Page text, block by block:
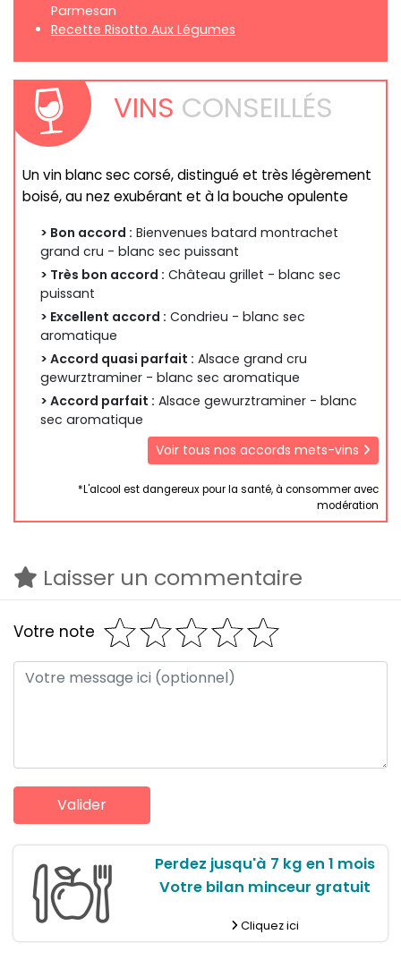
Parmesan
Recette Risotto Aux Légumes
VINS CONSEILLÉS
Un vin blanc sec corsé, distingué et très légèrement
boisé, au nez exubérant et à la bouche opulente
> Bon accord : Bienvenues batard montrachet
grand cru - blanc sec puissant
> Très bon accord : Château grillet - blanc sec
puissant
> Excellent accord : Condrieu - blanc sec
aromatique
> Accord quasi parfait : Alsace grand cru
gewurztraminer - blanc sec aromatique
> Accord parfait : Alsace gewurztraminer - blanc
sec aromatique
Voir tous nos accords mets-vins
*L'alcool est dangereux pour la santé, à consommer avec
modération
Laisser un commentaire
Votre note
Perdez jusqu'à 7 kg en 1 mois
Votre bilan minceur gratuit
Cliquez ici